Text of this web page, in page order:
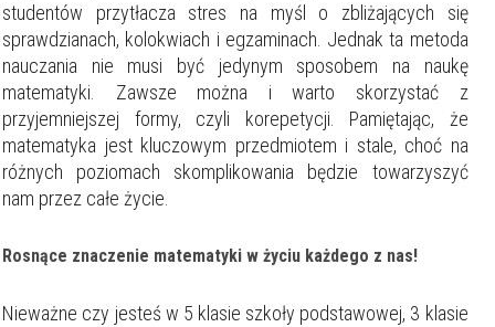
studentów przytłacza stres na myśl o zbliżających się
sprawdzianach, kolokwiach i egzaminach. Jednak ta metoda
nauczania nie musi być jedynym sposobem na naukę
matematyki. Zawsze można i warto skorzystać z
przyjemniejszej formy, czyli korepetycji. Pamiętając, że
matematyka jest kluczowym przedmiotem i stale, choć na
różnych poziomach skomplikowania będzie towarzyszyć
nam przez całe życie.
Rosnące znaczenie matematyki w życiu każdego z nas!
Nieważne czy jesteś w 5 klasie szkoły podstawowej, 3 klasie